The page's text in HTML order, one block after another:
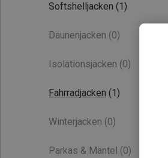
Softshelljacken (1)
Daunenjacken (0)
Isolationsjacken (0)
Fahrradjacken (1)
Winterjacken (0)
Parkas & Mäntel (0)